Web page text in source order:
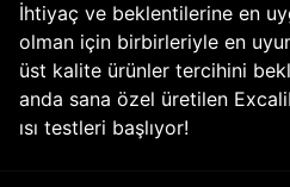
İhtiyaç ve beklentilerine en
olman için birbirleriyle en
üst kalite ürünler tercihini
anda sana özel üretilen
ısı testleri başlıyor!